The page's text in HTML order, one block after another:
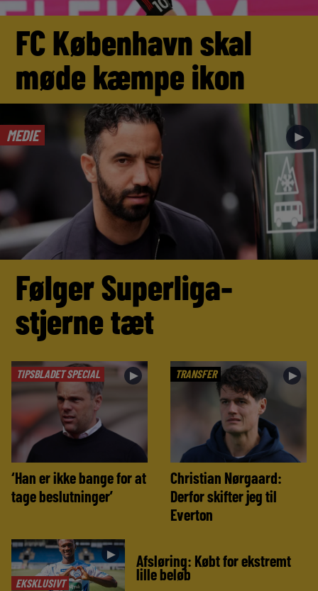
FC København skal
møde kæmpe ikon
MEDIE ►
Følger Superliga-
stjerne tæt
TIPSBLADET SPECIAL ►
‘Han er ikke bange for at
tage beslutninger’
TRANSFER ►
Christian Nørgaard:
Derfor skifter jeg til
Everton
EKSKLUSIVT
► Afsløring: Købt for ekstremt
lille beløb